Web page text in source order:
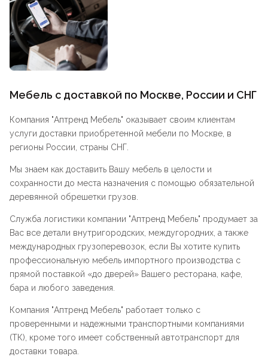
Мебель с доставкой по Москве, России и СНГ
Компания "Аптренд Мебель" оказывает своим клиентам
услуги доставки приобретенной мебели по Москве, в
регионы России, страны СНГ.
Мы знаем как доставить Вашу мебель в целости и
сохранности до места назначения с помощью обязательной
деревянной обрешетки грузов.
Служба логистики компании "Аптренд Мебель" продумает за
Вас все детали внутригородских, междугородних, а также
международных грузоперевозок, если Вы хотите купить
профессиональную мебель импортного производства с
прямой поставкой «до дверей» Вашего ресторана, кафе,
бара и любого заведения.
Компания "Аптренд Мебель" работает только с
проверенными и надежными транспортными компаниями
(ТК), кроме того имеет собственный автотранспорт для
доставки товара.